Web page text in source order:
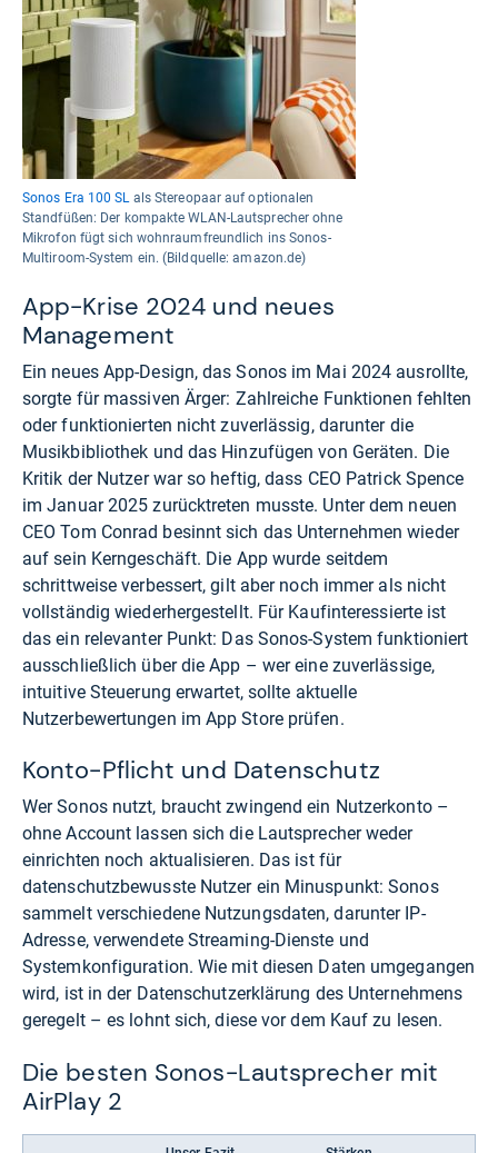
Sonos Era 100 SLals Stereopaar auf optionalen
Standfüßen: Der kompakte WLAN-Lautsprecher ohne
Mikrofon fügt sich wohnraumfreundlich ins Sonos-
Multiroom-System ein. (Bildquelle: amazon.de)
App-Krise 2024 und neues
Management
Ein neues App-Design, das Sonos im Mai 2024 ausrollte,
sorgte für massiven Ärger: Zahlreiche Funktionen fehlten
oder funktionierten nicht zuverlässig, darunter die
Musikbibliothek und das Hinzufügen von Geräten. Die
Kritik der Nutzer war so heftig, dass CEO Patrick Spence
im Januar 2025 zurücktreten musste. Unter dem neuen
CEO Tom Conrad besinnt sich das Unternehmen wieder
auf sein Kerngeschäft. Die App wurde seitdem
schrittweise verbessert, gilt aber noch immer als nicht
vollständig wiederhergestellt. Für Kaufinteressierte ist
das ein relevanter Punkt: Das Sonos-System funktioniert
ausschließlich über die App – wer eine zuverlässige,
intuitive Steuerung erwartet, sollte aktuelle
Nutzerbewertungen im App Store prüfen.
Konto-Pflicht und Datenschutz
Wer Sonos nutzt, braucht zwingend ein Nutzerkonto –
ohne Account lassen sich die Lautsprecher weder
einrichten noch aktualisieren. Das ist für
datenschutzbewusste Nutzer ein Minuspunkt: Sonos
sammelt verschiedene Nutzungsdaten, darunter IP-
Adresse, verwendete Streaming-Dienste und
Systemkonfiguration. Wie mit diesen Daten umgegangen
wird, ist in der Datenschutzerklärung des Unternehmens
geregelt – es lohnt sich, diese vor dem Kauf zu lesen.
Die besten Sonos-Lautsprecher mit
AirPlay 2